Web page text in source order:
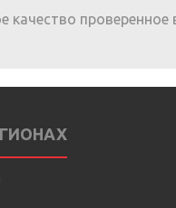
качество